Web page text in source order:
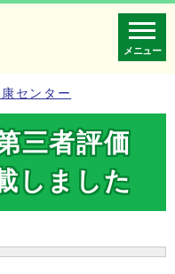
メニュー
センター
三者評価
しました